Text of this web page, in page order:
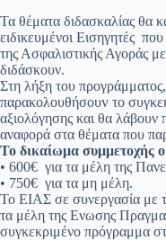
Τα θέματα διδασκαλίας θα
ειδικευμένοι Εισηγητές
της Ασφαλιστικής Αγοράς
διδάσκουν.
Στη λήξη του
παρακoλoυθήσoυv το
αξιολόγησης και θα λάβουν
αναφορά στα θέματα που
Το δικαίωμα συμμετοχής
• 600€ για τα μέλη της
• 750€ για τα μη μέλη.
Το ΕΙΑΣ σε συνεργασία με
τα μέλη της Ενωσης
συγκεκριμένο πρόγραμμα